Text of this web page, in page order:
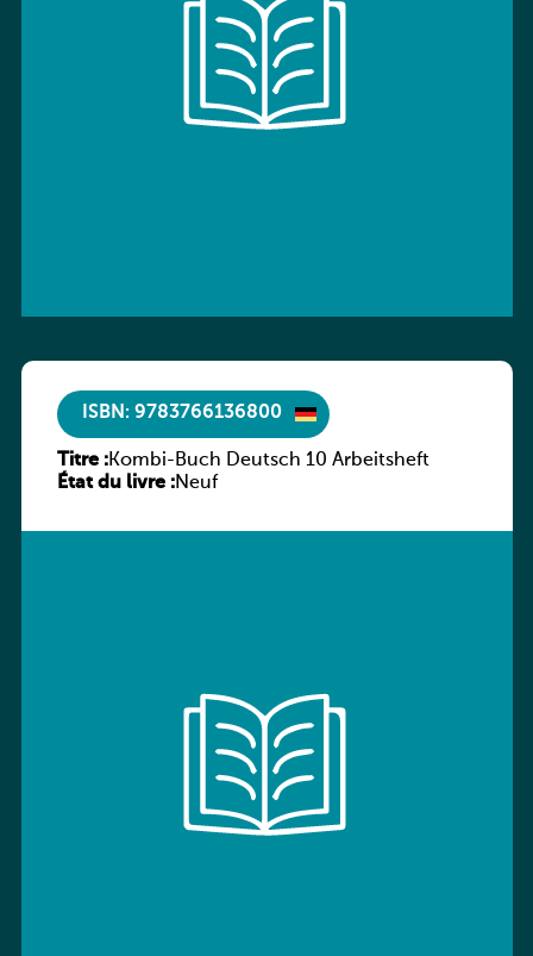
ISBN: 9783766136800
Titre :Kombi-Buch Deutsch 10 Arbeitsheft
État du livre :Neuf